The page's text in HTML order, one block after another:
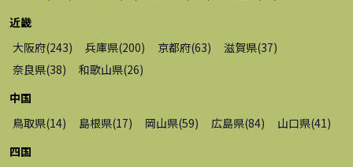
近畿
大阪府(243) 兵庫県(200) 京都府(63) 滋賀県(37)
奈良県(38) 和歌山県(26)
中国
鳥取県(14) 島根県(17) 岡山県(59) 広島県(84) 山口県(41 )
四国